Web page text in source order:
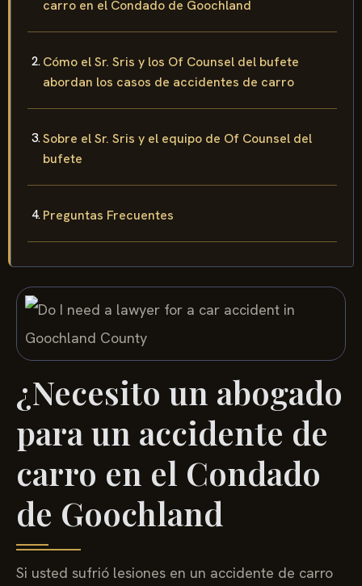
carro en el Condado de Goochland
Cómo el Sr. Sris y los Of Counsel del bufete
abordan los casos de accidentes de carro
Sobre el Sr. Sris y el equipo de Of Counsel del
bufete
Preguntas Frecuentes
¿Necesito un abogado
para un accidente de
carro en el Condado
de Goochland
Si usted sufrió lesiones en un accidente de carro